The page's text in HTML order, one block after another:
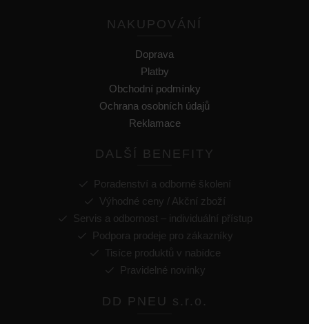
NAKUPOVÁNÍ
Doprava
Platby
Obchodní podmínky
Ochrana osobních údajů
Reklamace
DALŠÍ BENEFITY
Poradenství a odborné školení
Výhodné ceny / Akční zboží
Servis a odbornost – individuální přístup
Podpora prodeje pro zákazníky
Tisíce produktů v nabídce
Pravidelné novinky
DD PNEU s.r.o.